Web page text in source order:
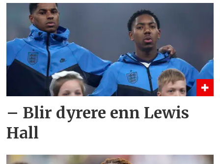
– Blir dyrere enn Lewis
Hall